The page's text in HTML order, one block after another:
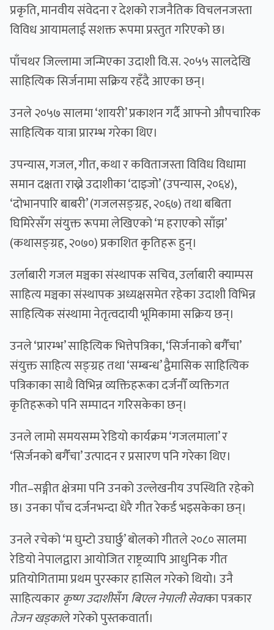
प्रकृति, मानवीय संवेदना र देशको राजनैतिक विचलनजस्ता
विविध आयामलाई सशक्त रूपमा प्रस्तुत गरिएको छ।
पाँचथर जिल्लामा जन्मिएका उदाशी वि.स. २०५५ सालदेखि
साहित्यिक सिर्जनामा सक्रिय रहँदै आएका छन्।
उनले २०५७ सालमा ‘शायरी’ प्रकाशन गर्दै आफ्नो औपचारिक
साहित्यिक यात्रा प्रारम्भ गरेका थिए।
उपन्यास, गजल, गीत, कथा र कविताजस्ता विविध विधामा
समान दक्षता राख्ने उदाशीका ‘दाइजो’ (उपन्यास, २०६४),
‘दोभानपारि बाबरी’ (गजलसङ्ग्रह, २०६७) तथा बबिता
घिमिरेसँग संयुक्त रूपमा लेखिएको ‘म हराएको साँझ’
(कथासङ्ग्रह, २०७०) प्रकाशित कृतिहरू हुन्।
उर्लाबारी गजल मञ्चका संस्थापक सचिव, उर्लाबारी क्याम्पस
साहित्य मञ्चका संस्थापक अध्यक्षसमेत रहेका उदाशी विभिन्न
साहित्यिक संस्थामा नेतृत्वदायी भूमिकामा सक्रिय छन्।
उनले ‘प्रारम्भ’ साहित्यिक भित्तेपत्रिका, ‘सिर्जनाको बगैँचा’
संयुक्त साहित्य सङ्ग्रह तथा ‘सम्बन्ध’ द्वैमासिक साहित्यिक
पत्रिकाका साथै विभिन्न व्यक्तिहरूका दर्जनौँ व्यक्तिगत
कृतिहरूको पनि सम्पादन गरिसकेका छन्।
उनले लामो समयसम्म रेडियो कार्यक्रम ‘गजलमाला’ र
‘सिर्जनको बगैँचा’ उत्पादन र प्रसारण पनि गरेका थिए।
गीत–सङ्गीत क्षेत्रमा पनि उनको उल्लेखनीय उपस्थिति रहेको
छ। उनका पाँच दर्जनभन्दा धेरै गीत रेकर्ड भइसकेका छन्।
उनले रचेको ‘म घुम्टो उघार्छु’ बोलको गीतले २०८० सालमा
रेडियो नेपालद्वारा आयोजित राष्ट्रव्यापि आधुनिक गीत
प्रतियोगितामा प्रथम पुरस्कार हासिल गरेको थियो। उनै
साहित्यकारकृष्ण उदाशीसँगबिएल नेपाली सेवाका पत्रकार
तेजन खड्काले गरेको पुस्तकवार्ता।